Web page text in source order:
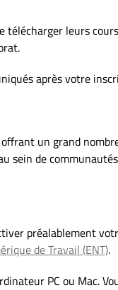
leurs
après votre
un grand
sein de
préalablement
de Travail (ENT).
PC ou Mac.